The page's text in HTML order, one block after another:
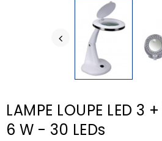
LAMPE LOUPE LED 3
6 W - 30 LEDs